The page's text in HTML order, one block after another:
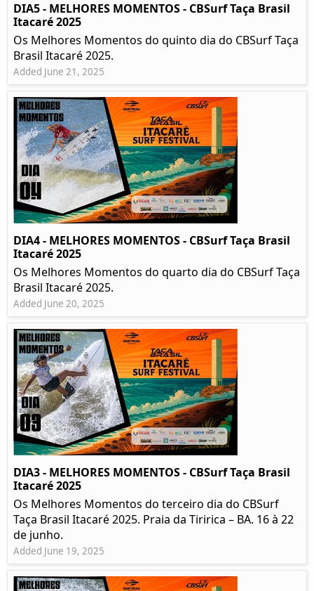
DIA5 - MELHORES MOMENTOS - CBSurf Taça Brasil
Itacaré 2025
Os Melhores Momentos do quinto dia do CBSurf Taça
Brasil Itacaré 2025.
Added June 21, 2025
DIA4 - MELHORES MOMENTOS - CBSurf Taça Brasil
Itacaré 2025
Os Melhores Momentos do quarto dia do CBSurf Taça
Brasil Itacaré 2025.
Added June 20, 2025
DIA3 - MELHORES MOMENTOS - CBSurf Taça Brasil
Itacaré 2025
Os Melhores Momentos do terceiro dia do CBSurf
Taça Brasil Itacaré 2025. Praia da Tiririca – BA. 16 à 22
de junho.
Added June 19, 2025